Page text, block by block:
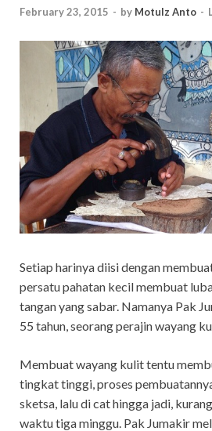
February 23, 2015 - by Motulz Anto -
Setiap harinya diisi dengan
persatu pahatan kecil membuat
tangan yang sabar. Namanya Pak
55 tahun, seorang perajin wayang
Membuat wayang kulit tentu
tingkat tinggi, proses
sketsa, lalu di cat hingga jadi,
waktu tiga minggu. Pak Jumakir